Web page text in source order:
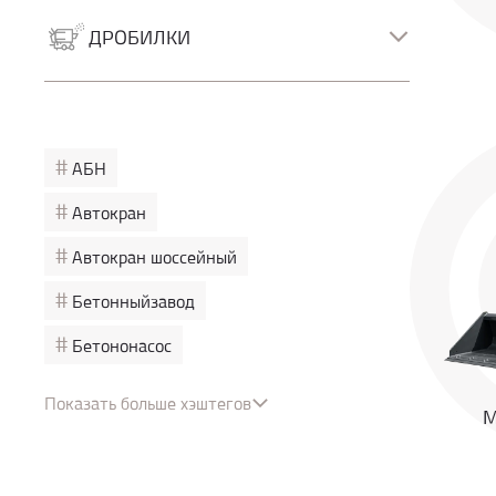
Грейферные экскаваторы
ДРОБИЛКИ
#АБН
#Автокран
#Автокран шоссейный
# Бетонныйзавод
# Бетононасос
Показать больше хэштегов